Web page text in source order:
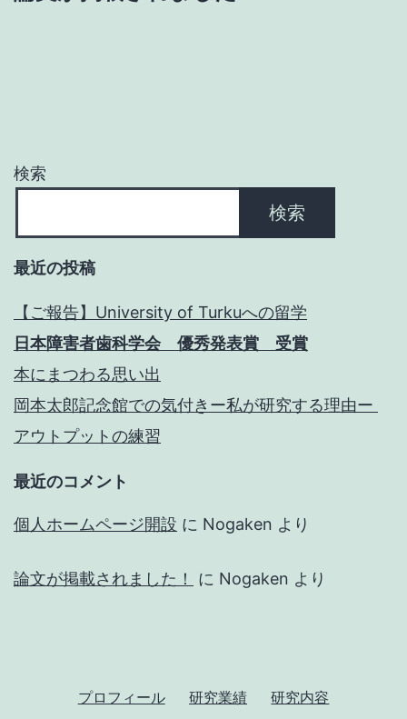
稿
ー
ョ
ン
検索
検索
最近の投稿
【ご報告】University of Turkuへの留学
日本障害者歯科学会 優秀発表賞 受賞
本にまつわる思い出
岡本太郎記念館での気付きー私が研究する理由ー
アウトプットの練習
最近のコメント
個人ホームページ開設 に Nogaken より
論文が掲載されました！ に Nogaken より
プロフィール 研究業績 研究内容